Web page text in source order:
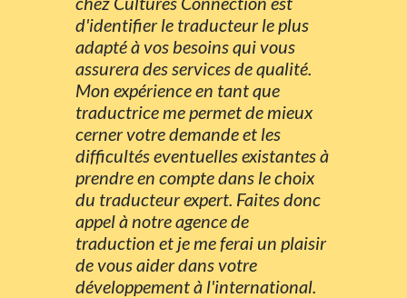
d'identifier le traducteur le plus
adapté à vos besoins qui vous
assurera des services de qualité.
Mon expérience en tant que
traductrice me permet de mieux
cerner votre demande et les
difficultés eventuelles existantes à
prendre en compte dans le choix
du traducteur expert. Faites donc
appel à notre agence de
traduction et je me ferai un plaisir
de vous aider dans votre
développement à l'international.